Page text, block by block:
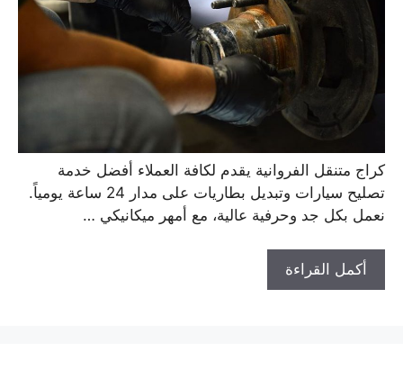
كراج متنقل الفروانية يقدم لكافة العملاء أفضل خدمة
تصليح سيارات وتبديل بطاريات على مدار 24 ساعة يومياً.
نعمل بكل جد وحرفية عالية، مع أمهر ميكانيكي …
أكمل القراءة